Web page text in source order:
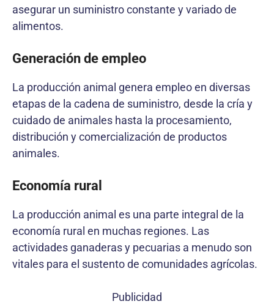
asegurar un suministro constante y variado de
alimentos.
Generación de empleo
La producción animal genera empleo en diversas
etapas de la cadena de suministro, desde la cría y
cuidado de animales hasta la procesamiento,
distribución y comercialización de productos
animales.
Economía rural
La producción animal es una parte integral de la
economía rural en muchas regiones. Las
actividades ganaderas y pecuarias a menudo son
vitales para el sustento de comunidades agrícolas.
Publicidad